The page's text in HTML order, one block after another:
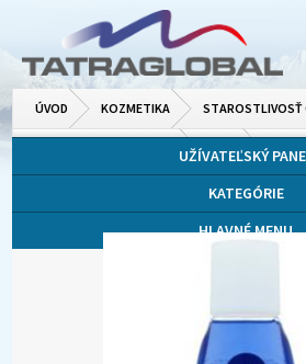
ÚVOD KOZMETIKA STAROSTLIVOSŤ
VODY
UŽÍVATEĽSKÝ
KATEGÓRIE
HLAVNÉ MENU